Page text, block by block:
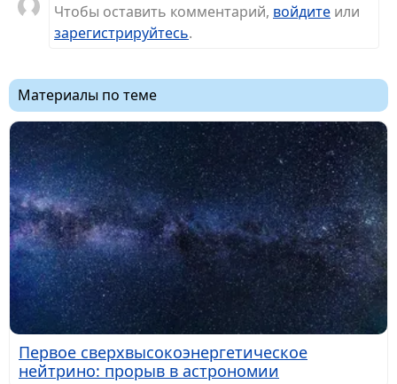
Чтобы оставить комментарий, войдите или
зарегистрируйтесь.
Материалы по теме
Первое сверхвысокоэнергетическое
нейтрино: прорыв в астрономии